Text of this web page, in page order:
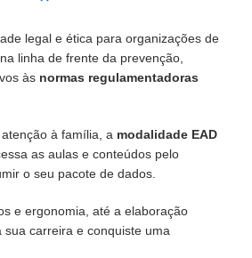
legal e ética para organizações de
linha de frente da prevenção,
às normas regulamentadoras
à família, a modalidade EAD
as aulas e conteúdos pelo
o seu pacote de dados.
e ergonomia, até a elaboração
sua carreira e conquiste uma